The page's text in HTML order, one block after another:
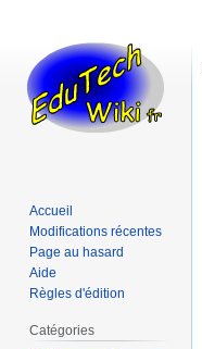
Accueil
Modifications récentes
Page au hasard
Aide
Règles d'édition
Catégories